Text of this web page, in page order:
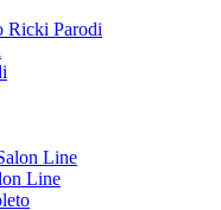
Ricki Parodi
Line
Line